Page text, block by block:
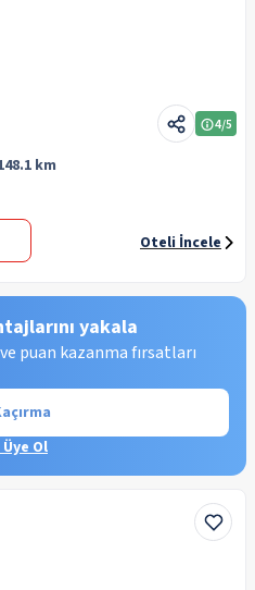
4/5
km
Oteli İncele
yakala
puan kazanma fırsatları
Ol